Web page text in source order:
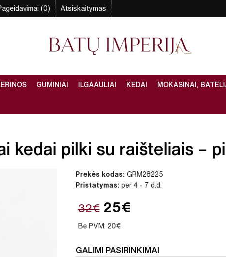
(0) Atsiskaitymas
GUMINIAI ILGAAULIAI KEDAI MOKASINAI,
kedai pilki su raišteliais –
Prekės kodas: GRM28225
Pristatymas: per 4 - 7 d.d.
32€ 25€
Be PVM: 20€
GALIMI PASIRINKIMAI